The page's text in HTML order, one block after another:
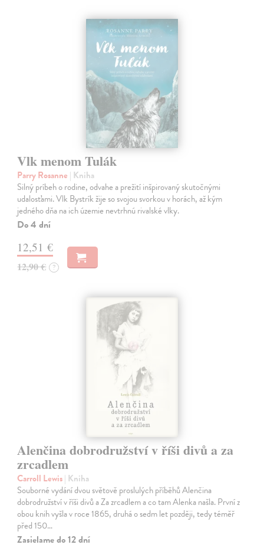
Vlk menom Tulák
Parry Rosanne | Kniha
Silný príbeh o rodine, odvahe a prežití inšpirovaný skutočnými
udalosťami. Vlk Bystrík žije so svojou svorkou v horách, až kým
jedného dňa na ich územie nevtrhnú rivalské vlky.
Do 4 dní
12,51 €
12,90 € ?
Alenčina dobrodružství v říši divů a za
zrcadlem
Carroll Lewis| Kniha
Souborné vydání dvou světově proslulých příběhů Alenčina
dobrodružství v říši divů a Za zrcadlem a co tam Alenka našla. První z
obou knih vyšla v roce 1865, druhá o sedm let později, tedy téměř
před 150…
Zasielame do 12 dní